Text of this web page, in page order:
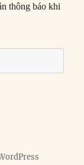
thông báo khi